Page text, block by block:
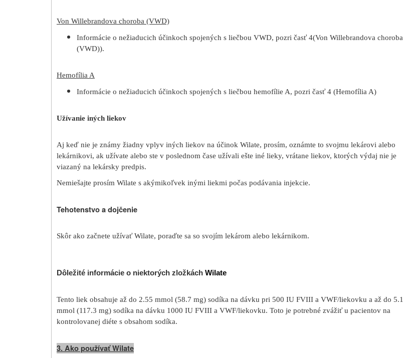
Von Willebrandova choroba (VWD)
Informácie o nežiaducich účinkoch spojených s liečbou VWD, pozri časť 4(Von Willebrandova choroba
(VWD)).
Hemofília A
Informácie o nežiaducich účinkoch spojených s liečbou hemofílie A, pozri časť 4 (Hemofília A)
Užívanie iných liekov
Aj keď nie je známy žiadny vplyv iných liekov na účinok Wilate, prosím, oznámte to svojmu lekárovi alebo
lekárnikovi, ak užívate alebo ste v poslednom čase užívali ešte iné lieky, vrátane liekov, ktorých výdaj nie je
viazaný na lekársky predpis.
Nemiešajte prosím Wilate s akýmikoľvek inými liekmi počas podávania injekcie.
Tehotenstvo a dojčenie
Skôr ako začnete užívať Wilate, poraďte sa so svojím lekárom alebo lekárnikom.
Dôležité informácie o niektorých zložkách Wilate
Tento liek obsahuje až do 2.55 mmol (58.7 mg) sodíka na dávku pri 500 IU FVIII a VWF/liekovku a až do 5.1
mmol (117.3 mg) sodíka na dávku 1000 IU FVIII a VWF/liekovku. Toto je potrebné zvážiť u pacientov na
kontrolovanej diéte s obsahom sodíka.
3. Ako používať Wilate